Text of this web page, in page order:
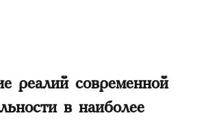
реалий современной
в наиболее